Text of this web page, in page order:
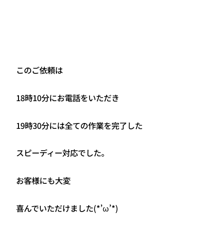
このご依頼は
18時10分にお電話をいただき
19時30分には全ての作業を完了した
スピーディー対応でした。
お客様にも大変
喜んでいただけました(*’ω’*)